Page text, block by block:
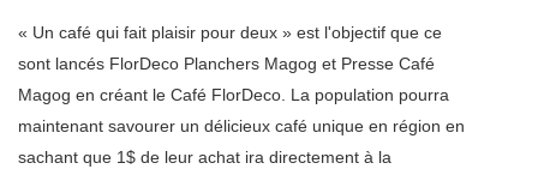
« Un café qui fait plaisir pour deux » est l'objectif que ce
sont lancés FlorDeco Planchers Magog et Presse Café
Magog en créant le Café FlorDeco. La population pourra
maintenant savourer un délicieux café unique en région en
sachant que 1$ de leur achat ira directement à la